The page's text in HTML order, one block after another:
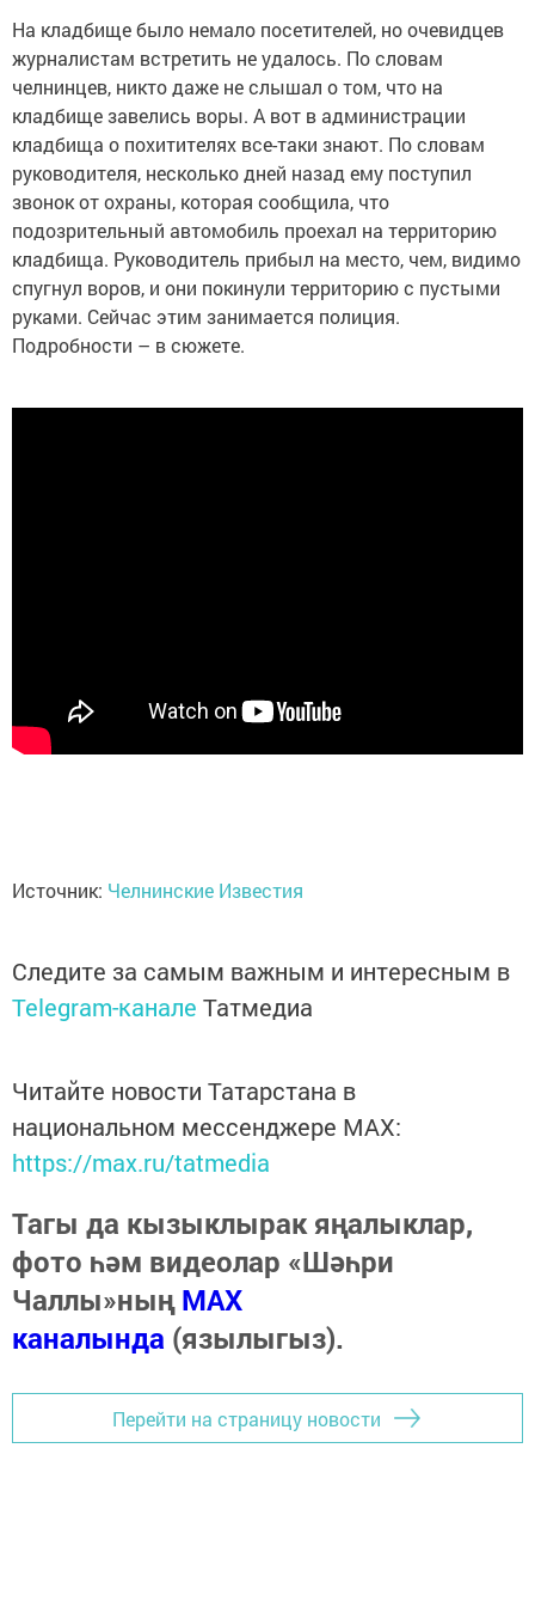
На кладбище было немало посетителей, но очевидцев
журналистам встретить не удалось. По словам
челнинцев, никто даже не слышал о том, что на
кладбище завелись воры. А вот в администрации
кладбища о похитителях все-таки знают. По словам
руководителя, несколько дней назад ему поступил
звонок от охраны, которая сообщила, что
подозрительный автомобиль проехал на территорию
кладбища. Руководитель прибыл на место, чем, видимо
спугнул воров, и они покинули территорию с пустыми
руками. Сейчас этим занимается полиция.
Подробности – в сюжете.
Источник: Челнинские Известия
Следите за самым важным и интересным в
Telegram-канале Татмедиа
Читайте новости Татарстана в
национальном мессенджере MАХ:
https://max.ru/tatmedia
Тагы да кызыклырак яңалыклар,
фото һәм видеолар «Шәһри
Чаллы»ныңMAX
каналында (язылыгыз).
Перейти на страницу новости